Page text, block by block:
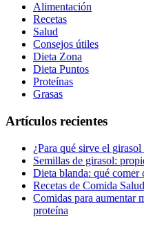
Alimentación
Recetas
Salud
Consejos útiles
Dieta Zona
Dieta Puntos
Proteínas
Grasas
Artículos recientes
¿Para qué sirve el
Semillas de girasol:
Dieta blanda: qué comer
Recetas de Comida
Comidas para aumentar
proteína